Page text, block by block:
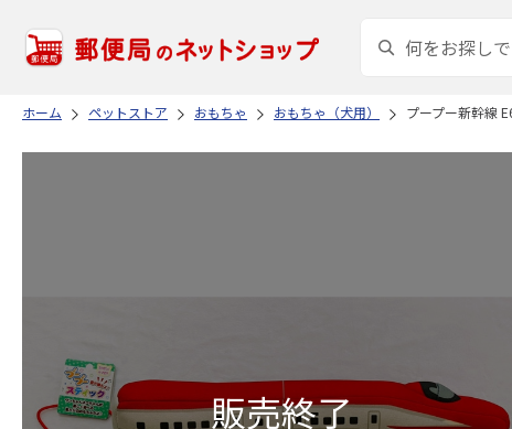
ホーム ペットストア おもちゃ おもちゃ（犬用） プープー新幹線